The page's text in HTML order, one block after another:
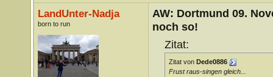
LandUnter-Nadja
born to run
AW: Dortmund 09.
noch so!
Zitat:
Zitat von Dede0886
Frust raus-singen gleich...